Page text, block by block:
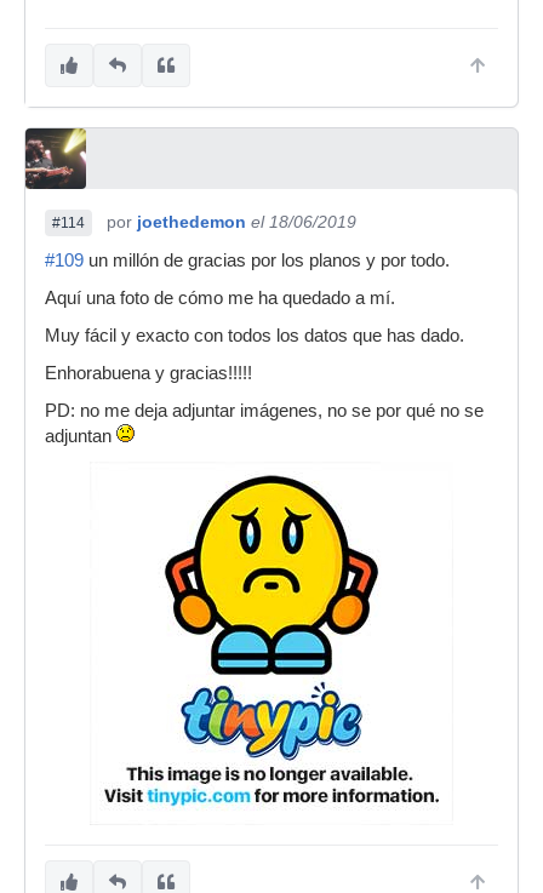
#114 por joethedemon el 18/06/2019
#109 un millón de gracias por los planos y por todo.
Aquí una foto de cómo me ha quedado a mí.
Muy fácil y exacto con todos los datos que has dado.
Enhorabuena y gracias!!!!!
PD: no me deja adjuntar imágenes, no se por qué no se
adjuntan